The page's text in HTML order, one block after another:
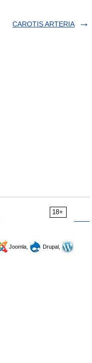
CAROTIS ARTERIA
18+
Joomla,
Drupal,